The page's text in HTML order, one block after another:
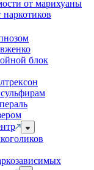
от марихуаны
наркотиков
блок